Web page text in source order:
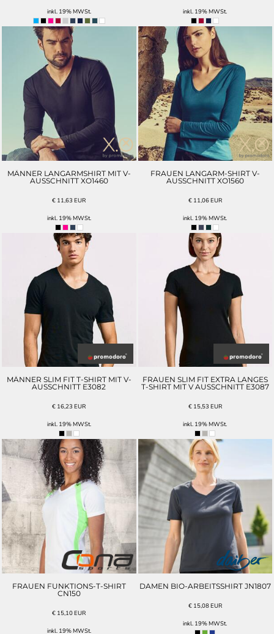
inkl. 19% MWSt. inkl. 19% MWSt.
MÄNNER LANGARMSHIRT MIT V-
AUSSCHNITT XO1460
€ 11,63EUR
inkl. 19% MWSt.
FRAUEN LANGARM-SHIRT V-
AUSSCHNITT XO1560
€ 11,06EUR
inkl. 19% MWSt.
MÄNNER SLIM FIT T-SHIRT MIT V-
AUSSCHNITT E3082
€ 16,23EUR
inkl. 19% MWSt.
FRAUEN SLIM FIT EXTRA LANGES
T-SHIRT MIT V AUSSCHNITT E3087
€ 15,53 EUR
inkl. 19% MWSt.
FRAUEN FUNKTIONS-T-SHIRT
CN150
€ 15,10EUR
inkl. 19% MWSt.
DAMEN BIO-ARBEITSSHIRT JN1807
€ 15,08EUR
inkl. 19% MWSt.